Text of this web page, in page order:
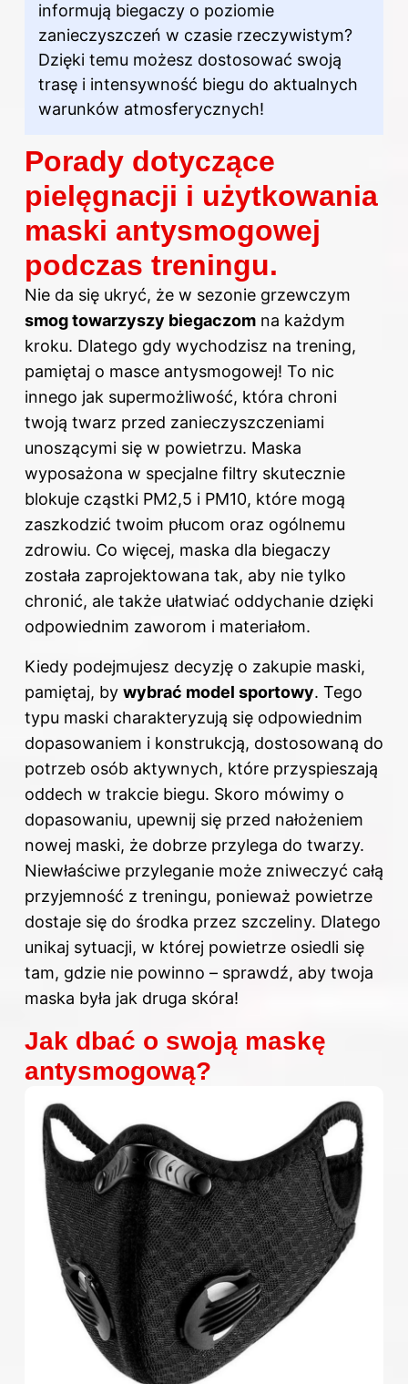
informują biegaczy o poziomie
zanieczyszczeń w czasie rzeczywistym?
Dzięki temu możesz dostosować swoją
trasę i intensywność biegu do aktualnych
warunków atmosferycznych!
Porady dotyczące
pielęgnacji i użytkowania
maski antysmogowej
podczas treningu.
Nie da się ukryć, że w sezonie grzewczym
smog towarzyszy biegaczom na każdym
kroku. Dlatego gdy wychodzisz na trening,
pamiętaj o masce antysmogowej! To nic
innego jak supermożliwość, która chroni
twoją twarz przed zanieczyszczeniami
unoszącymi się w powietrzu. Maska
wyposażona w specjalne filtry skutecznie
blokuje cząstki PM2,5 i PM10, które mogą
zaszkodzić twoim płucom oraz ogólnemu
zdrowiu. Co więcej, maska dla biegaczy
została zaprojektowana tak, aby nie tylko
chronić, ale także ułatwiać oddychanie dzięki
odpowiednim zaworom i materiałom.
Kiedy podejmujesz decyzję o zakupie maski,
pamiętaj, by wybrać model sportowy. Tego
typu maski charakteryzują się odpowiednim
dopasowaniem i konstrukcją, dostosowaną do
potrzeb osób aktywnych, które przyspieszają
oddech w trakcie biegu. Skoro mówimy o
dopasowaniu, upewnij się przed nałożeniem
nowej maski, że dobrze przylega do twarzy.
Niewłaściwe przyleganie może zniweczyć całą
przyjemność z treningu, ponieważ powietrze
dostaje się do środka przez szczeliny. Dlatego
unikaj sytuacji, w której powietrze osiedli się
tam, gdzie nie powinno – sprawdź, aby twoja
maska była jak druga skóra!
Jak dbać o swoją maskę
antysmogową?